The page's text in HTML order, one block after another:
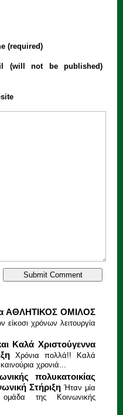
(required)
(will not be published)
ΑΘΛΗΤΙΚΟΣ ΟΜΙΛΟΣ
είκοσι χρόνων λειτουργία
Καλά Χριστούγεννα
Χρόνια πολλά!! Καλά
χρονιά...
πολυκατοικίας
Στήριξη Ήταν μία
της Κοινωνικής